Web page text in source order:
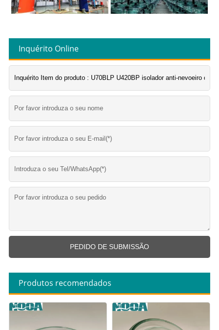
Inquérito Online
Produtos recomendados